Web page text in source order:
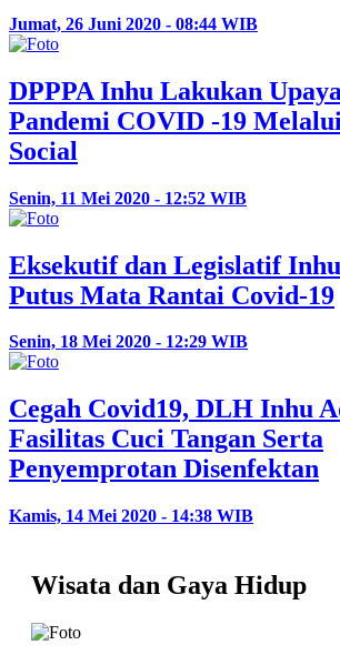
Jumat, 26 Juni 2020 - 08:44 WIB
DPPPA Inhu Lakukan
Pandemi COVID -19
Social
Senin, 11 Mei 2020 - 12:52 WIB
Eksekutif dan Legislatif
Putus Mata Rantai Covid-19
Senin, 18 Mei 2020 - 12:29 WIB
Cegah Covid19, DLH Inhu
Fasilitas Cuci Tangan Serta
Penyemprotan Disenfektan
Kamis, 14 Mei 2020 - 14:38 WIB
Wisata dan Gaya Hidup